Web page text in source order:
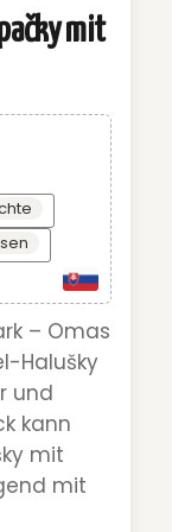
mit
– Omas
Halušky
und
kann
mit
mit